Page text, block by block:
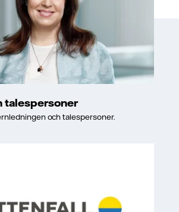
talespersoner
och talespersoner.